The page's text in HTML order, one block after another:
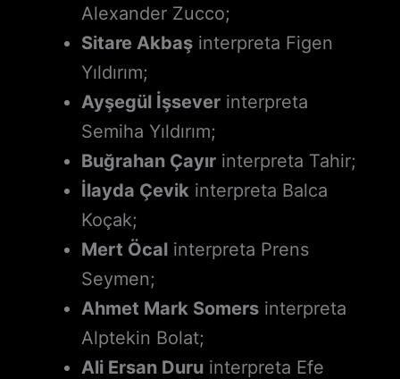
Alexander Zucco;
Sitare Akbaşinterpreta Figen
Yıldırım;
Ayşegül İşseverinterpreta
Semiha Yıldırım;
Buğrahan Çayırinterpreta Tahir;
İlayda Çevik interpreta Balca
Koçak;
Mert Öcalinterpreta Prens
Seymen;
Ahmet Mark Somersinterpreta
Alptekin Bolat;
Ali Ersan Duruinterpreta Efe